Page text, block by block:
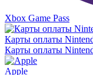
Xbox Game Pass
Карты оплаты
Карты оплаты
Apple